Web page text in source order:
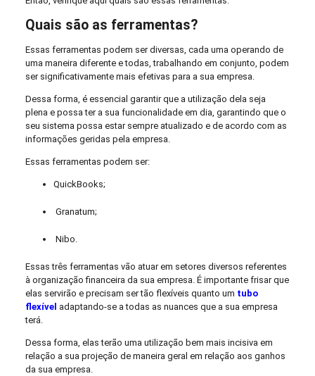
Quais são as ferramentas?
Essas ferramentas podem ser diversas, cada uma operando de
uma maneira diferente e todas, trabalhando em conjunto, podem
ser significativamente mais efetivas para a sua empresa.
Dessa forma, é essencial garantir que a utilização dela seja
plena e possa ter a sua funcionalidade em dia, garantindo que o
seu sistema possa estar sempre atualizado e de acordo com as
informações geridas pela empresa.
Essas ferramentas podem ser:
QuickBooks;
Granatum;
Nibo.
Essas três ferramentas vão atuar em setores diversos referentes
à organização financeira da sua empresa. É importante frisar que
elas servirão e precisam ser tão flexíveis quanto um tubo
flexível adaptando-se a todas as nuances que a sua empresa
terá.
Dessa forma, elas terão uma utilização bem mais incisiva em
relação a sua projeção de maneira geral em relação aos ganhos
da sua empresa.